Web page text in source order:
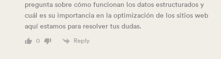
pregunta sobre cómo funcionan los datos estructurados y
cuál es su importancia en la optimización de los sitios web
aquí estamos para resolver tus dudas.
0 Reply